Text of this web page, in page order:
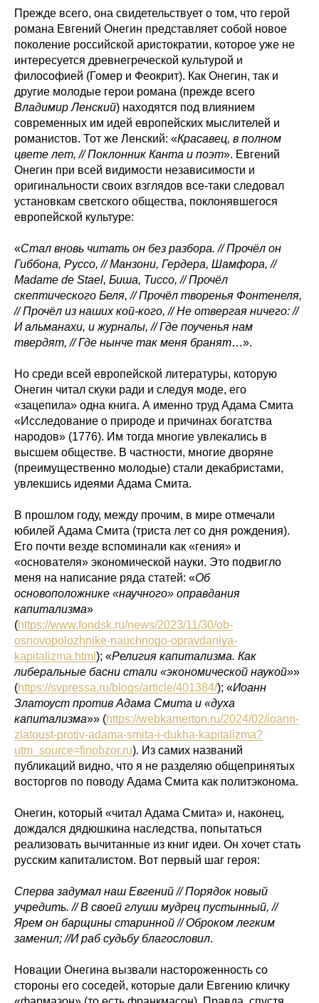
Прежде всего, она свидетельствует о том, что герой
романа Евгений Онегин представляет собой новое
поколение российской аристократии, которое уже не
интересуется древнегреческой культурой и
философией (Гомер и Феокрит). Как Онегин, так и
другие молодые герои романа (прежде всего
Владимир Ленский) находятся под влиянием
современных им идей европейских мыслителей и
романистов. Тот же Ленский: «Красавец, в полном
цвете лет, // Поклонник Канта и поэт». Евгений
Онегин при всей видимости независимости и
оригинальности своих взглядов все-таки следовал
установкам светского общества, поклонявшегося
европейской культуре:
«Стал вновь читать он без разбора. // Прочёл он
Гиббона, Руссо, // Манзони, Гердера, Шамфора, //
Madame de Stael, Биша, Тиссо, // Прочёл
скептического Беля, // Прочёл творенья Фонтенеля,
// Прочёл из наших кой-кого, // Не отвергая ничего: //
И альманахи, и журналы, // Где поученья нам
твердят, // Где нынче так меня бранят…».
Но среди всей европейской литературы, которую
Онегин читал скуки ради и следуя моде, его
«зацепила» одна книга. А именно труд Адама Смита
«Исследование о природе и причинах богатства
народов» (1776). Им тогда многие увлекались в
высшем обществе. В частности, многие дворяне
(преимущественно молодые) стали декабристами,
увлекшись идеями Адама Смита.
В прошлом году, между прочим, в мире отмечали
юбилей Адама Смита (триста лет со дня рождения).
Его почти везде вспоминали как «гения» и
«основателя» экономической науки. Это подвигло
меня на написание ряда статей: «Об
основоположнике «научного» оправдания
капитализма»
(https://www.fondsk.ru/news/2023/11/30/ob-
osnovopolozhnike-nauchnogo-opravdaniya-
kapitalizma.html ); «Религия капитализма. Как
либеральные басни стали «экономической наукой»»
(https://svpressa.ru/blogs/article/401384/); «Иоанн
Златоуст против Адама Смита и «духа
капитализма»» (https://webkamerton.ru/2024/02/ioann-
zlatoust-protiv-adama-smita-i-dukha-kapitalizma?
utm_source=finobzor.ru). Из самих названий
публикаций видно, что я не разделяю общепринятых
восторгов по поводу Адама Смита как политэконома.
Онегин, который «читал Адама Смита» и, наконец,
дождался дядюшкина наследства, попытаться
реализовать вычитанные из книг идеи. Он хочет стать
русским капиталистом. Вот первый шаг героя:
Сперва задумал наш Евгений // Порядок новый
учредить. // В своей глуши мудрец пустынный, //
Ярем он барщины старинной // Оброком легким
заменил; //И раб судьбу благословил.
Новации Онегина вызвали настороженность со
стороны его соседей, которые дали Евгению кличку